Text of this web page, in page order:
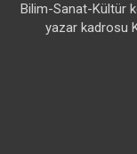
Bilim-Sanat-Kültür
yazar kadrosu